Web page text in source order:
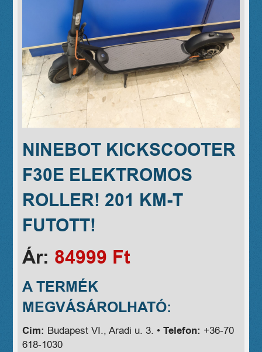
NINEBOT KICKSCOOTER
F30E ELEKTROMOS
ROLLER! 201 KM-T
FUTOTT!
Ár: 84999 Ft
A TERMÉK
MEGVÁSÁROLHATÓ:
Cím: Budapest VI., Aradi u. 3. •Telefon: +36-70
618-1030